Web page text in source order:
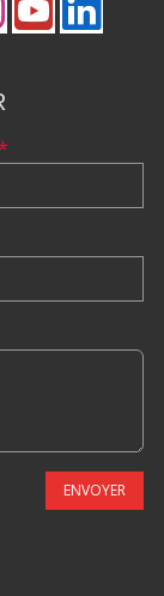
ENVOYER